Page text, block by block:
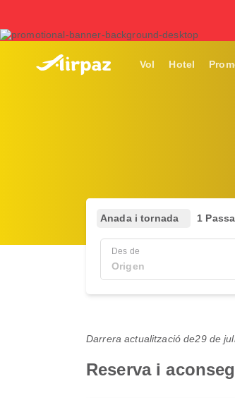
Vol Hotel
Anada i tornada 1
Des de
Darrera actualització de29 de
Reserva i